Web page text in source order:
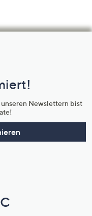
Newslettern bist